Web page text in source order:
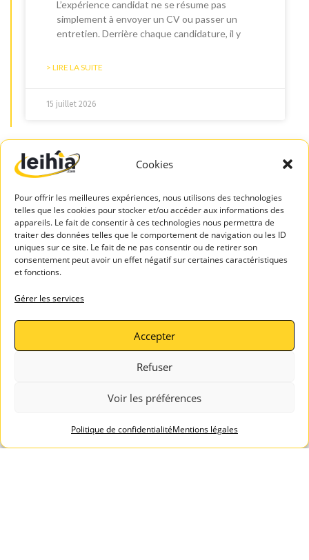
Cookies
Pour offrir les meilleures expériences, nous utilisons des technologies
telles que les cookies pour stocker et/ou accéder aux informations des
appareils. Le fait de consentir à ces technologies nous permettra de
traiter des données telles que le comportement de navigation ou les ID
uniques sur ce site. Le fait de ne pas consentir ou de retirer son
consentement peut avoir un effet négatif sur certaines caractéristiques
et fonctions.
Gérer les services
Accepter
Refuser
Voir les préférences
Politique de confidentialitéMentions légales
L’expérience candidat ne se résume pas
simplement à envoyer un CV ou passer un
entretien. Derrière chaque candidature, il y
> LIRE LA SUITE
15 juillet 2026
Mentions légales
Politique de
confidentialité
Leihia recrute
clients
TALENTS
ASSISTAN
CE